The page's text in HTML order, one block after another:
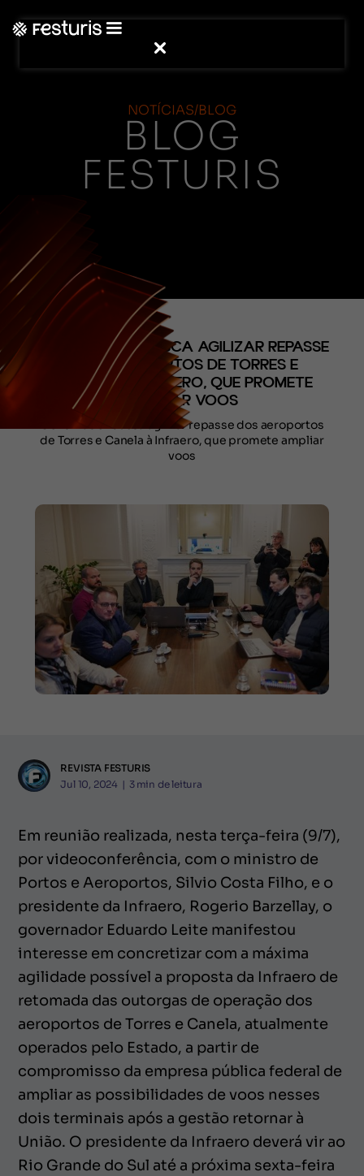
NOTÍCIAS/BLOG
BLOG
FESTURIS
(CONTEÚDO)
GOVERNADOR BUSCA AGILIZAR REPASSE
DOS AEROPORTOS DE TORRES E
CANELA À INFRAERO, QUE PROMETE
AMPLIAR VOOS
Governador busca agilizar repasse dos aeroportos
de Torres e Canela à Infraero, que promete ampliar
voos
REVISTA FESTURIS
Jul 10, 2024 | 3 min de leitura
Em reunião realizada, nesta terça-feira (9/7),
por videoconferência, com o ministro de
Portos e Aeroportos, Silvio Costa Filho, e o
presidente da Infraero, Rogerio Barzellay, o
governador Eduardo Leite manifestou
interesse em concretizar com a máxima
agilidade possível a proposta da Infraero de
retomada das outorgas de operação dos
aeroportos de Torres e Canela, atualmente
operados pelo Estado, a partir de
compromisso da empresa pública federal de
ampliar as possibilidades de voos nesses
dois terminais após a gestão retornar à
União. O presidente da Infraero deverá vir ao
Rio Grande do Sul até a próxima sexta-feira